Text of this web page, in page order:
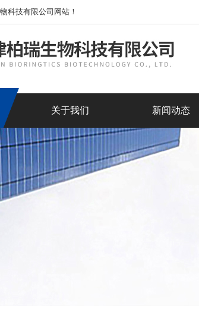
科技有限公司网站！
关于我们 新闻动态